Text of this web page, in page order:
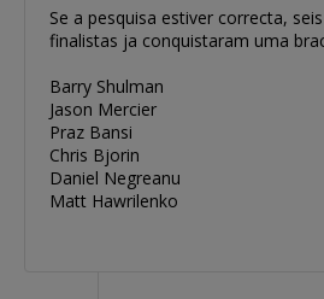
Se a pesquisa estiver correcta,
finalistas ja conquistaram uma
Barry Shulman
Jason Mercier
Praz Bansi
Chris Bjorin
Daniel Negreanu
Matt Hawrilenko